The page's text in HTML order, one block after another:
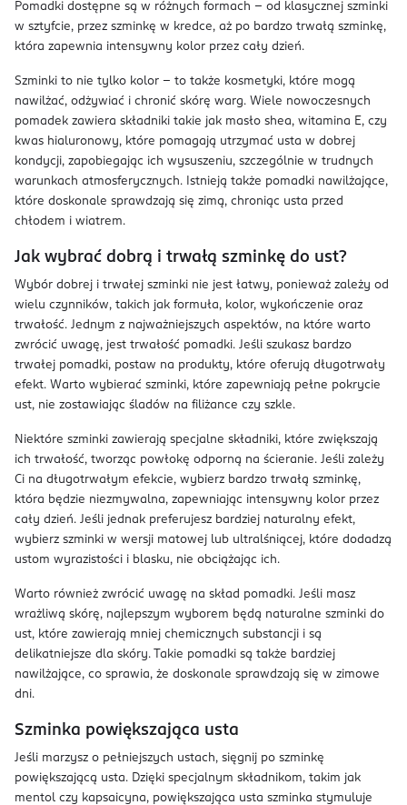
Pomadki dostępne są w różnych formach – od klasycznej szminki
w sztyfcie, przez szminkę w kredce, aż po bardzo trwałą szminkę,
która zapewnia intensywny kolor przez cały dzień.
Szminki to nie tylko kolor – to także kosmetyki, które mogą
nawilżać, odżywiać i chronić skórę warg. Wiele nowoczesnych
pomadek zawiera składniki takie jak masło shea, witamina E, czy
kwas hialuronowy, które pomagają utrzymać usta w dobrej
kondycji, zapobiegając ich wysuszeniu, szczególnie w trudnych
warunkach atmosferycznych. Istnieją także pomadki nawilżające,
które doskonale sprawdzają się zimą, chroniąc usta przed
chłodem i wiatrem.
Jak wybrać dobrą i trwałą szminkę do ust?
Wybór dobrej i trwałej szminki nie jest łatwy, ponieważ zależy od
wielu czynników, takich jak formuła, kolor, wykończenie oraz
trwałość. Jednym z najważniejszych aspektów, na które warto
zwrócić uwagę, jest trwałość pomadki. Jeśli szukasz bardzo
trwałej pomadki, postaw na produkty, które oferują długotrwały
efekt. Warto wybierać szminki, które zapewniają pełne pokrycie
ust, nie zostawiając śladów na filiżance czy szkle.
Niektóre szminki zawierają specjalne składniki, które zwiększają
ich trwałość, tworząc powłokę odporną na ścieranie. Jeśli zależy
Ci na długotrwałym efekcie, wybierz bardzo trwałą szminkę,
która będzie niezmywalna, zapewniając intensywny kolor przez
cały dzień. Jeśli jednak preferujesz bardziej naturalny efekt,
wybierz szminki w wersji matowej lub ultralśniącej, które dodadzą
ustom wyrazistości i blasku, nie obciążając ich.
Warto również zwrócić uwagę na skład pomadki. Jeśli masz
wrażliwą skórę, najlepszym wyborem będą naturalne szminki do
ust, które zawierają mniej chemicznych substancji i są
delikatniejsze dla skóry. Takie pomadki są także bardziej
nawilżające, co sprawia, że doskonale sprawdzają się w zimowe
dni.
Szminka powiększająca usta
Jeśli marzysz o pełniejszych ustach, sięgnij po szminkę
powiększającą usta. Dzięki specjalnym składnikom, takim jak
mentol czy kapsaicyna, powiększająca usta szminka stymuluje